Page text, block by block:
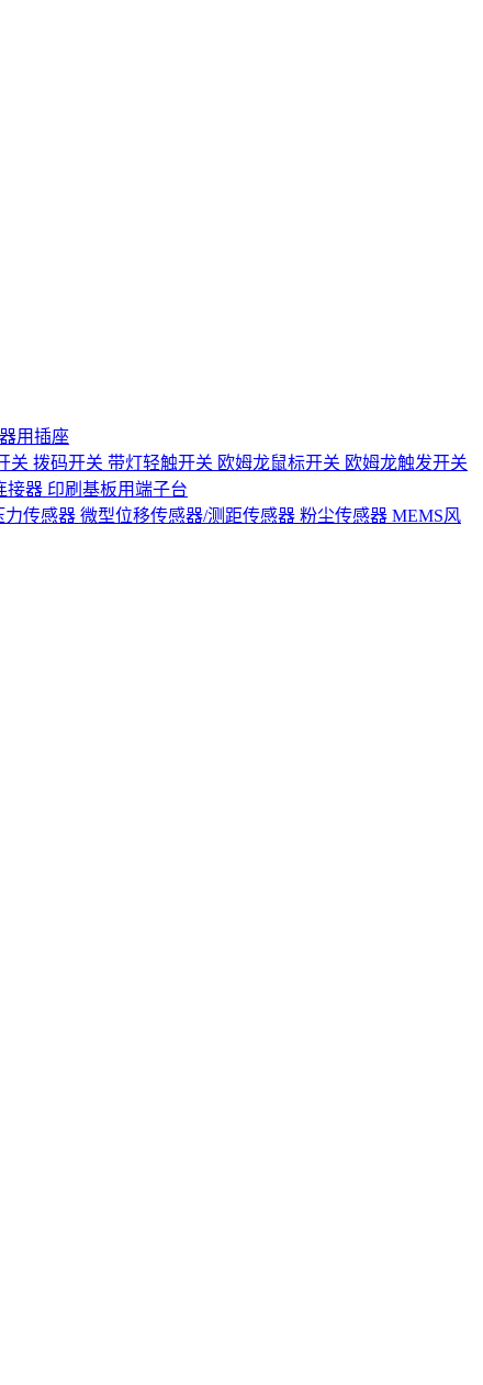
用插座
关 拨码开关 带灯轻触开关 欧姆龙鼠标开关 欧姆龙触发开关
接器 印刷基板用端子台
力传感器 微型位移传感器/测距传感器 粉尘传感器 MEMS风